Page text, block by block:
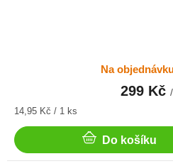
Na
299 Kč
Měrná
14,95 Kč / 1 ks
Do košíku